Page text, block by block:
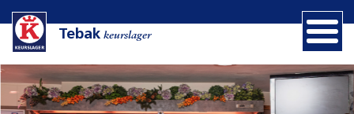
Tebakkeurslager